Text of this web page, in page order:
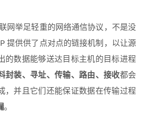
网举足轻重的网络通信协议，不是没
提供供了点对点的链接机制，以让源
的数据能够送达目标主机的目标进程
封装、寻址、传输、路由、接收都会
，并且它们还能保证数据在传输过程
。